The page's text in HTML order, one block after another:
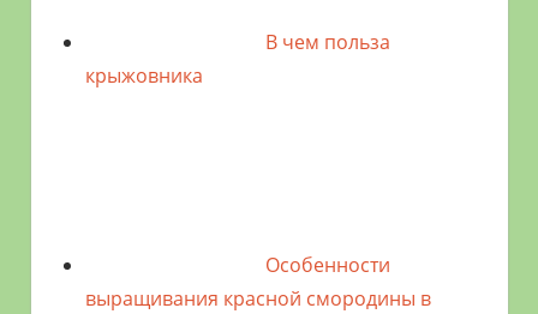
В чем польза
крыжовника
Особенности
выращивания красной смородины в